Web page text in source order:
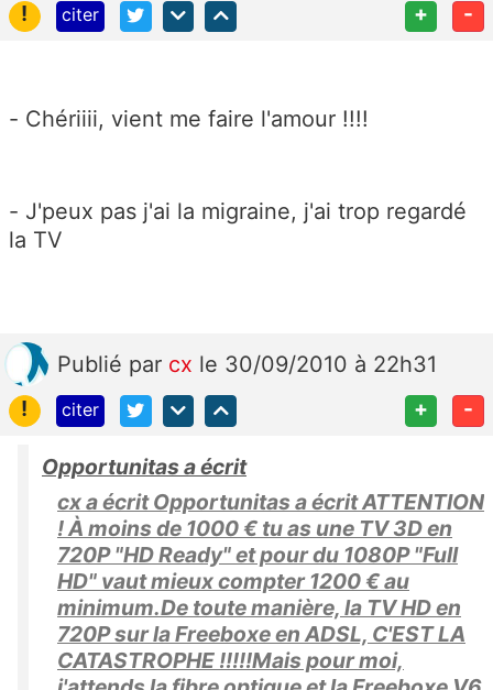
! citer + -
- Chériiii, vient me faire l'amour !!!!
- J'peux pas j'ai la migraine, j'ai trop regardé
la TV
Publié par cx le 30/09/2010 à 22h31
!
citer + -
Opportunitas a écrit
cx a écrit Opportunitas a écrit ATTENTION
! À moins de 1000 € tu as une TV 3D en
720P "HD Ready" et pour du 1080P "Full
HD" vaut mieux compter 1200 € au
minimum.De toute manière, la TV HD en
720P sur la Freeboxe en ADSL, C'EST LA
CATASTROPHE !!!!!Mais pour moi,